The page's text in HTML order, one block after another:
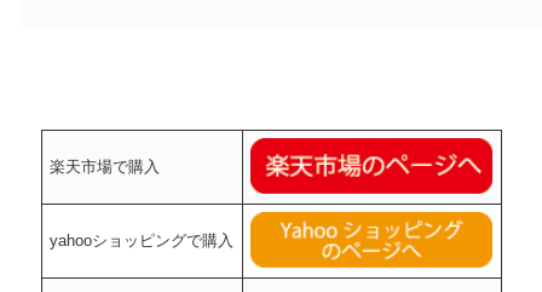
楽天市場で購入
yahooショッピングで購入